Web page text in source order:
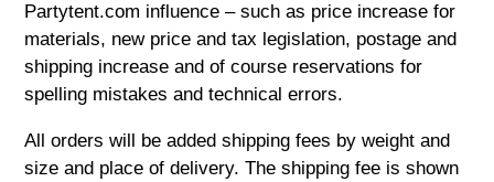
Partytent.com influence – such as price increase for
materials, new price and tax legislation, postage and
shipping increase and of course reservations for
spelling mistakes and technical errors.
All orders will be added shipping fees by weight and
size and place of delivery. The shipping fee is shown